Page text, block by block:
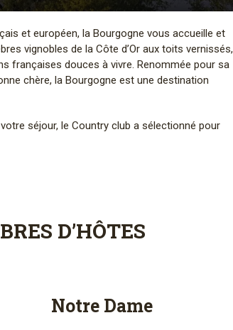
et européen, la Bourgogne vous accueille et
vignobles de la Côte d’Or aux toits vernissés,
françaises douces à vivre. Renommée pour sa
chère, la Bourgogne est une destination
séjour, le Country club a sélectionné pour
D’HÔTES
Notre Dame